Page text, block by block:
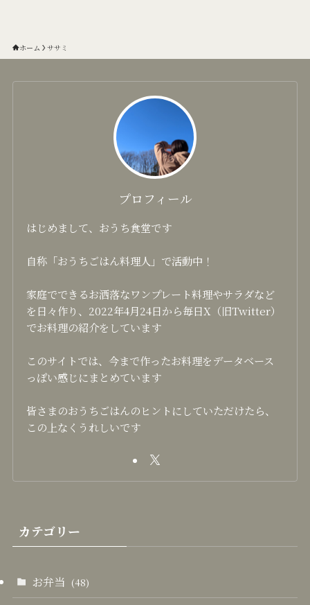
ホーム ササミ
プロフィール
はじめまして、おうち食堂です
自称「おうちごはん料理人」で活動中！
家庭でできるお洒落なワンプレート料理やサラダなど
を日々作り、2022年4月24日から毎日X（旧Twitter）
でお料理の紹介をしています
このサイトでは、今まで作ったお料理をデータベース
っぽい感じにまとめています
皆さまのおうちごはんのヒントにしていただけたら、
この上なくうれしいです
カテゴリー
お弁当 (48)